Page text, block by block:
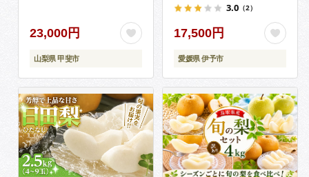
萄 シャイン シャインマ
スカット 新鮮 人気 おす
すめ 国産 贈答 ギフト
お取り寄せ 山梨 甲斐市
AN-11
23,000円
山梨県 甲斐市
紅マドンナ まどんな マ
ドンナ みかん ミカン 蜜
柑 果物 くだもの フルー
ツ 柑橘 かんきつ 柑橘類
愛媛果試第28号 あいか
ギフト 贈り物 贈答用 お
すすめ 人気 お取り寄せ
国産 愛媛 伊予市｜B36
3.0 （2）
17,500円
愛媛県 伊予市